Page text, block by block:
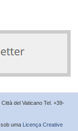
del Vaticano Tel. +39-
uma Licença Creative